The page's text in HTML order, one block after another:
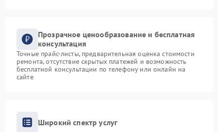
Прозрачное ценообразование и бесплатная
консультация
Точные прайс-листы, предварительная оценка стоимости
ремонта, отсутствие скрытых платежей и возможность
бесплатной консультации по телефону или онлайн на
сайте
Широкий спектр услуг